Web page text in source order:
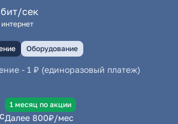
сек
Оборудование
- 1 ₽ (единоразовый платеж)
1 месяц по акции
Далее 800₽/мес